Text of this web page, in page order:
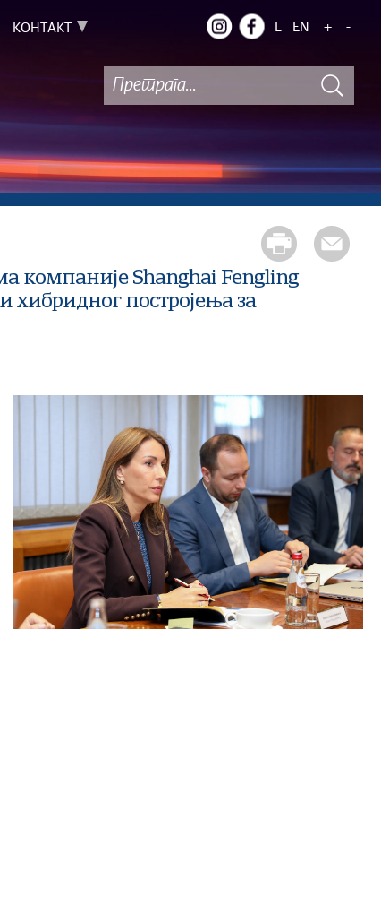
КОНТАКТ L EN + -
компаније Shanghai Fengling
хибридног постројења за